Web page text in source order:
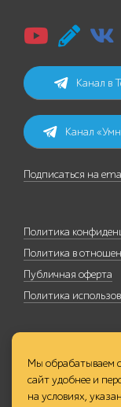
Канал в
Канал
Подписаться на
Политика
Политика в
Публичная оферта
Политика
Мы обрабатываем
сайт удобнее и
на условиях,